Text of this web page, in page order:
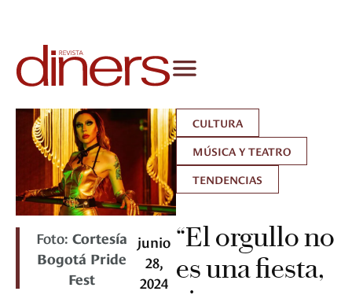
Foto:Cortesía
Bogotá Pride
Fest
junio
28,
2024
CULTURA
MÚSICA Y TEATRO
TENDENCIAS
“El orgullo no
es una fiesta,